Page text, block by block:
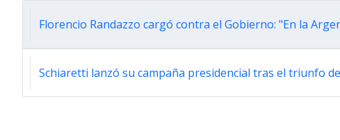
Florencio Randazzo cargó contra el Gobierno: "En la
Schiaretti lanzó su campaña presidencial tras el triunfo